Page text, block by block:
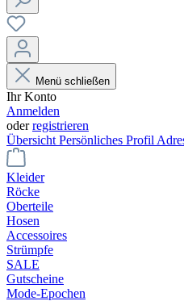
Menü schließen
Ihr Konto
Anmelden
oderregistrieren
Übersicht Persönliches Profil
Kleider
Röcke
Oberteile
Hosen
Accessoires
Strümpfe
SALE
Gutscheine
Mode-Epochen